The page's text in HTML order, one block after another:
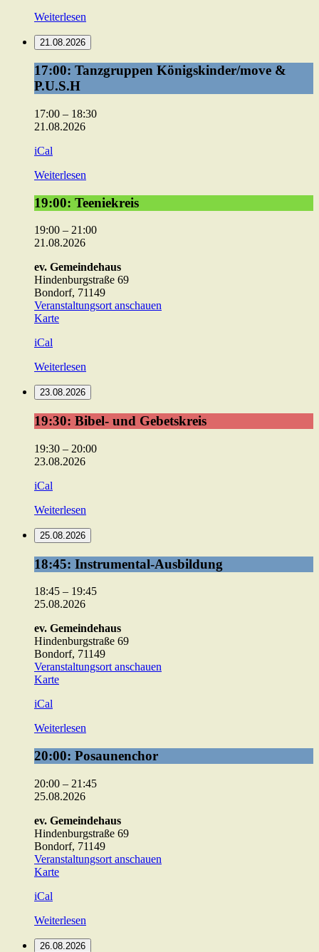
Weiterlesen
21.08.2026
17:00:
Tanzgruppen
Königskinder/move
P.U.S.H
17:00: Tanzgruppen Königskinder/move &
P.U.S.H
17:00 – 18:30
21.08.2026
iCal
Weiterlesen
19:00:
Teeniekreis
19:00: Teeniekreis
19:00 – 21:00
21.08.2026
ev. Gemeindehaus
Hindenburgstraße 69
Bondorf, 71149
Veranstaltungsort anschauen
Karteev.
iCal
Weiterlesen
23.08.2026
19:30:
Bibel-
und
Gebetskreis
19:30: Bibel- und Gebetskreis
19:30 – 20:00
23.08.2026
iCal
Weiterlesen
25.08.2026
18:45:
Instrumental-
Ausbildung
18:45: Instrumental-Ausbildung
18:45 – 19:45
25.08.2026
ev. Gemeindehaus
Hindenburgstraße 69
Bondorf, 71149
Veranstaltungsort anschauen
Karteev.
iCal
Weiterlesen
20:00:
Posaunenchor
20:00: Posaunenchor
20:00 – 21:45
25.08.2026
ev. Gemeindehaus
Hindenburgstraße 69
Bondorf, 71149
Veranstaltungsort anschauen
Karteev.
iCal
Weiterlesen
26.08.2026